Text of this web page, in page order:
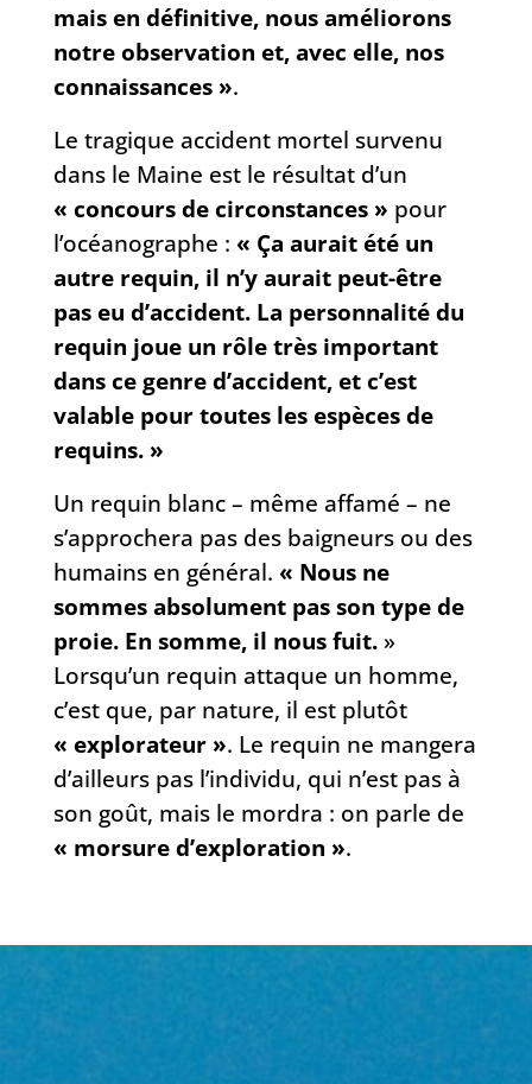
mais en définitive, nous améliorons
notre observation et, avec elle, nos
connaissances ».
Le tragique accident mortel survenu
dans le Maine est le résultat d’un
« concours de circonstances » pour
l’océanographe : « Ça aurait été un
autre requin, il n’y aurait peut-être
pas eu d’accident. La personnalité du
requin joue un rôle très important
dans ce genre d’accident, et c’est
valable pour toutes les espèces de
requins. »
Un requin blanc – même affamé – ne
s’approchera pas des baigneurs ou des
humains en général. « Nous ne
sommes absolument pas son type de
proie. En somme, il nous fuit. »
Lorsqu’un requin attaque un homme,
c’est que, par nature, il est plutôt
« explorateur ». Le requin ne mangera
d’ailleurs pas l’individu, qui n’est pas à
son goût, mais le mordra : on parle de
« morsure d’exploration ».